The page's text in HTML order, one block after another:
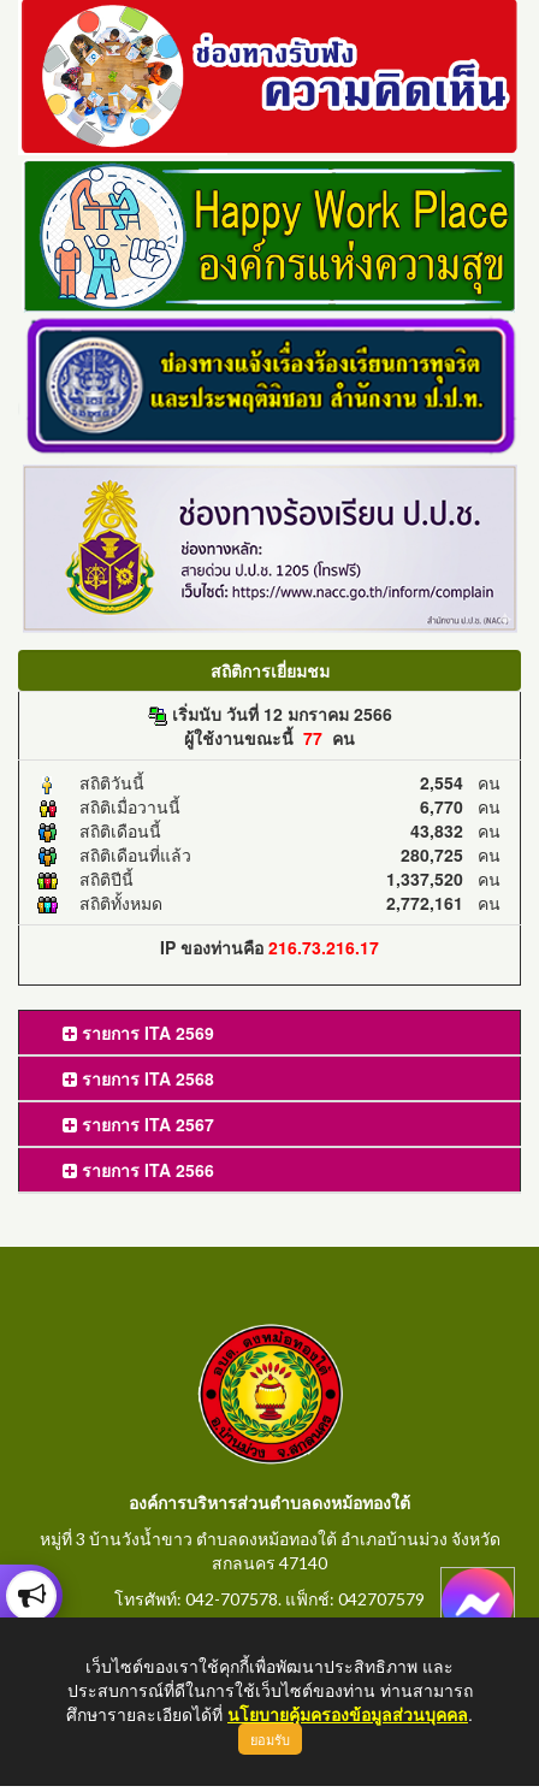
สถิติการเยี่ยมชม
เริ่มนับ วันที่ 12 มกราคม 2566
ผู้ใช้งานขณะนี้ 77 คน
สถิติวันนี้
2,554 คน
สถิติเมื่อวานนี้
6,770 คน
สถิติเดือนนี้
43,832 คน
สถิติเดือนที่แล้ว
280,725 คน
สถิติปีนี้
1,337,520 คน
สถิติทั้งหมด
2,772,161 คน
IP ของท่านคือ 216.73.216.17
รายการ ITA 2569
รายการ ITA 2568
รายการ ITA 2567
รายการ ITA 2566
องค์การบริหารส่วนตำบลดงหม้อทองใต้
หมู่ที่ 3 บ้านวังน้ำขาว ตำบลดงหม้อทองใต้ อำเภอบ้านม่วง จังหวัด
สกลนคร 47140
โทรศัพท์: 042-707578. แฟ็กช์: 042707579
Copyright © 2026 All Right Resive
เว็บไซต์ของเราใช้คุกกี้เพื่อพัฒนาประสิทธิภาพ และ
ประสบการณ์ที่ดีในการใช้เว็บไซต์ของท่าน ท่านสามารถ
ศึกษารายละเอียดได้ที่ นโยบายคุ้มครองข้อมูลส่วนบุคคล.
ยอมรับ